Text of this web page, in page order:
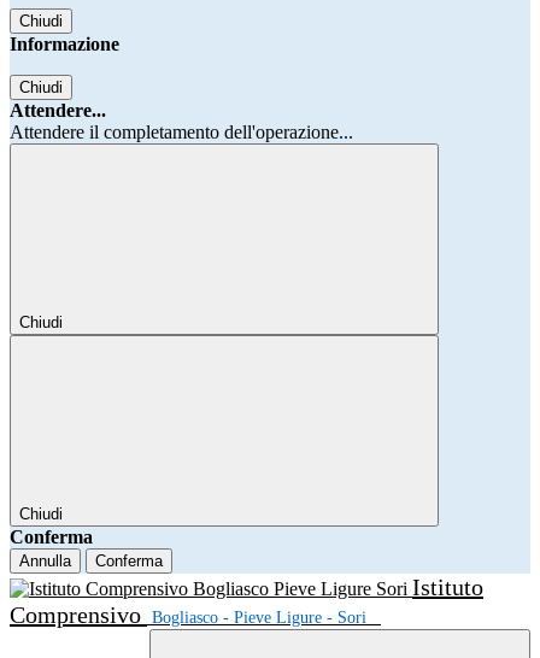
Chiudi
Informazione
Chiudi
Attendere...
Attendere il completamento dell'operazione...
Chiudi
Chiudi
Conferma
Annulla Conferma
Istituto
Comprensivo Bogliasco - Pieve Ligure - Sori